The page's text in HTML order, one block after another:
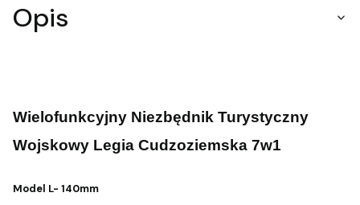
Opis
Wielofunkcyjny Niezbędnik Turystyczny
Wojskowy Legia Cudzoziemska 7w1
Model L- 140mm